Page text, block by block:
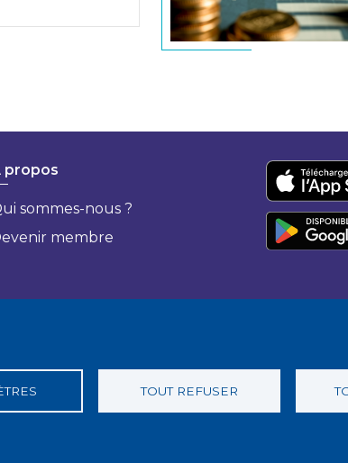
TOUT REFUSER
propos
sommes-nous ?
membre